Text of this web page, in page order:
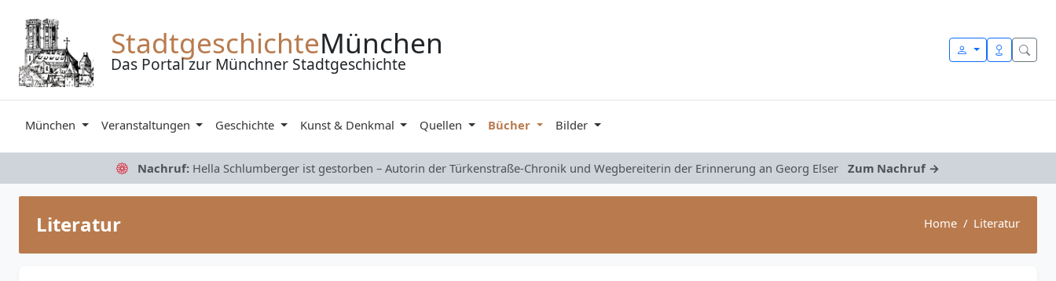
StadtgeschichteMünchen
Das Portal zur Münchner Stadtgeschichte
München Veranstaltungen Geschichte Kunst & Denkmal Quellen Bücher Bilder
Nachruf: Hella Schlumberger ist gestorben – Autorin der Türkenstraße-Chronik und Wegbereiterin der Erinnerung an Georg Elser Zum Nachruf →
Literatur Home Literatur